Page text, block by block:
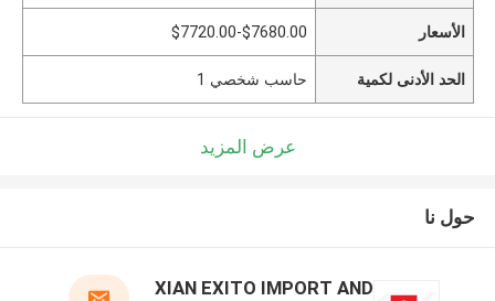
الأسعار $7680.00-$7720.00
الحد الأدنى لكمية حاسب شخصي 1
عرض المزيد
حول نا
XIAN EXITO IMPORT AND